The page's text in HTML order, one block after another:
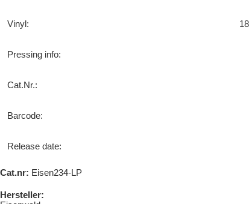
Vinyl:
Pressing info:
Cat.Nr.:
Barcode:
Release date:
Cat.nr: Eisen234-LP
Hersteller: